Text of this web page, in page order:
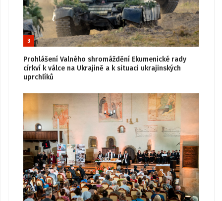
3
Prohlášení Valného shromáždění Ekumenické rady
církví k válce na Ukrajině a k situaci ukrajinských
uprchlíků